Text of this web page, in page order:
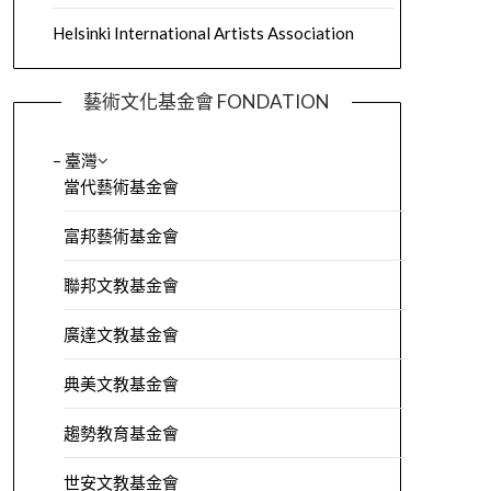
Helsinki International Artists Association
藝術文化基金會 FONDATION
– 臺灣
當代藝術基金會
富邦藝術基金會
聯邦文教基金會
廣達文教基金會
典美文教基金會
趨勢教育基金會
世安文教基金會